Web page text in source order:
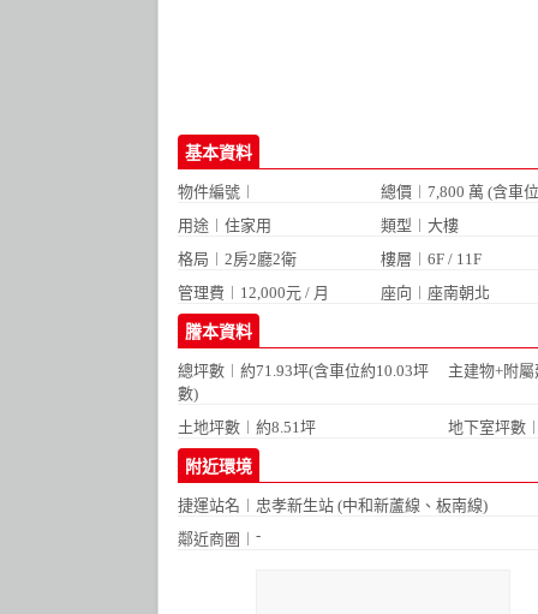
基本資料
物件編號︱
總價︱7,800 萬 (含車
用途︱住家用
類型︱大樓
格局︱ 2房2廳2衛
樓層︱6F / 11F
管理費︱12,000元 / 月
座向︱座南朝北
謄本資料
總坪數︱約71.93坪(含車位約10.03坪
數)
主建物+附
土地坪數︱約8.51坪 地下室坪數
附近環境
捷運站名︱ 忠孝新生站 (中和新蘆線、板南線)
鄰近商圈︱ -